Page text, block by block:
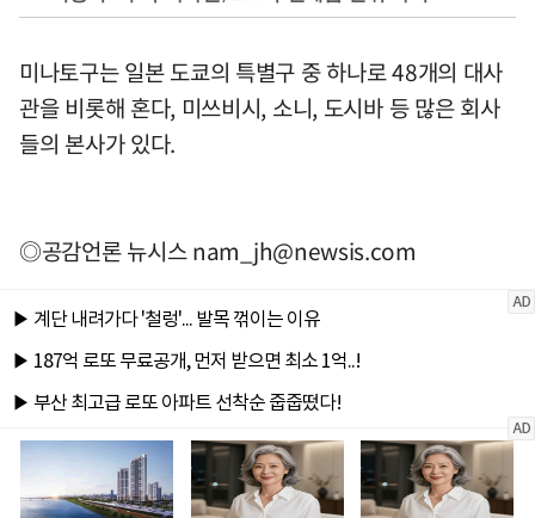
미나토구는 일본 도쿄의 특별구 중 하나로 48개의 대사
관을 비롯해 혼다, 미쓰비시, 소니, 도시바 등 많은 회사
들의 본사가 있다.
◎공감언론 뉴시스nam_jh@newsis.com